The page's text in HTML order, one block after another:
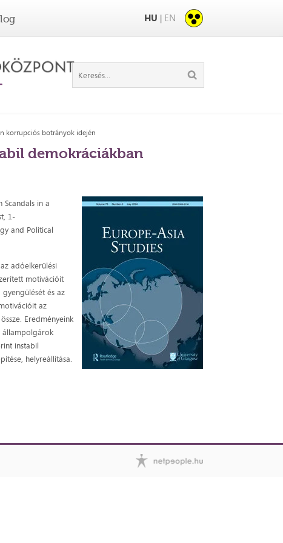
HU | EN
korrupciós botrányok idején
demokráciákban
in a
1-
and Political
adóelkerülési
motivációit
és az
az
Eredményeink
állampolgárok
instabil
helyreállítása.